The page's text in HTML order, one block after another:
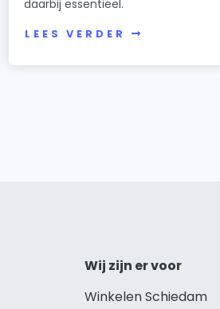
daarbij essentieel.
LEES VERDER
Wij zijn er voor
Winkelen Schiedam